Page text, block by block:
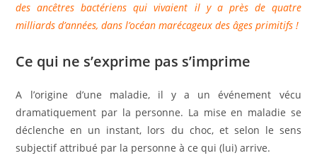
des ancêtres bactériens qui vivaient il y a près de quatre
milliards d’années, dans l’océan marécageux des âges primitifs !
Ce qui ne s’exprime pas s’imprime
A l’origine d’une maladie, il y a un événement vécu
dramatiquement par la personne. La mise en maladie se
déclenche en un instant, lors du choc, et selon le sens
subjectif attribué par la personne à ce qui (lui) arrive.